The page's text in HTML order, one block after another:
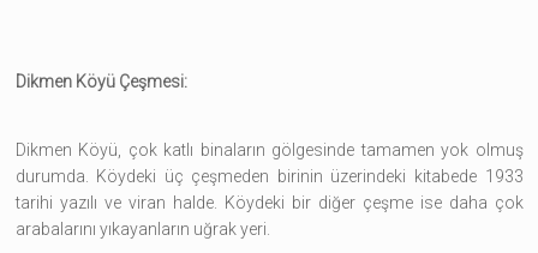
Dikmen Köyü Çeşmesi:
Dikmen Köyü, çok katlı binaların gölgesinde tamamen yok olmuş
durumda. Köydeki üç çeşmeden birinin üzerindeki kitabede 1933
tarihi yazılı ve viran halde. Köydeki bir diğer çeşme ise daha çok
arabalarını yıkayanların uğrak yeri.